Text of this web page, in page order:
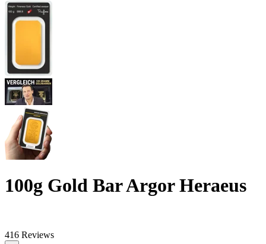
100g Gold Bar Argor Heraeus
416 Reviews